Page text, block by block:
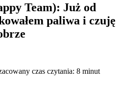
Team): Już od
paliwa i czuję
czas czytania: 8 minut